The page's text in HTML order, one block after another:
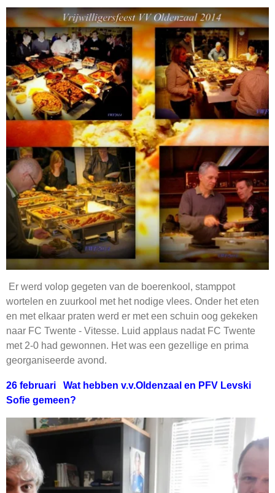
Er werd volop gegeten van de boerenkool, stamppot
wortelen en zuurkool met het nodige vlees. Onder het eten
en met elkaar praten werd er met een schuin oog gekeken
naar FC Twente - Vitesse. Luid applaus nadat FC Twente
met 2-0 had gewonnen. Het was een gezellige en prima
georganiseerde avond.
26 februari
Wat hebben v.v.Oldenzaal en PFV Levski
Sofie gemeen?